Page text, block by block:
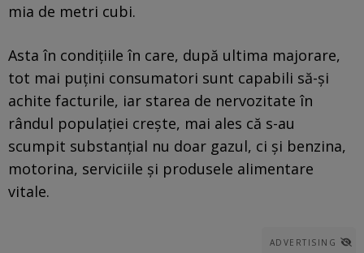
mia de metri cubi.
Asta în condițiile în care, după ultima majorare,
tot mai puțini consumatori sunt capabili să-și
achite facturile, iar starea de nervozitate în
rândul populației crește, mai ales că s-au
scumpit substanțial nu doar gazul, ci și benzina,
motorina, serviciile și produsele alimentare
vitale.
ADVERTISING